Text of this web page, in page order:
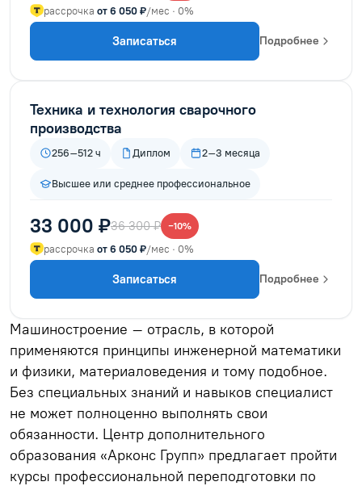
рассрочка от 6 050 ₽/мес · 0%
Записаться Подробнее
Техника и технология сварочного
производства
256–512 ч Диплом 2–3 месяца
Высшее или среднее профессиональное
33 000 ₽36 300 ₽ −10%
рассрочка от 6 050 ₽/мес · 0%
Записаться Подробнее
Машиностроение – отрасль, в которой
применяются принципы инженерной математики
и физики, материаловедения и тому подобное.
Без специальных знаний и навыков специалист
не может полноценно выполнять свои
обязанности. Центр дополнительного
образования «Арконс Групп» предлагает пройти
курсы профессиональной переподготовки по